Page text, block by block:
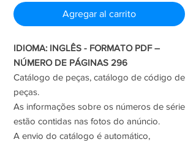
oferta
Agregar al carrito
IDIOMA: INGLÊS - FORMATO PDF –
NÚMERO DE PÁGINAS 296
Catálogo de peças, catálogo de código de
peças.
As informações sobre os números de série
estão contidas nas fotos do anúncio.
A envio do catálogo é automático,